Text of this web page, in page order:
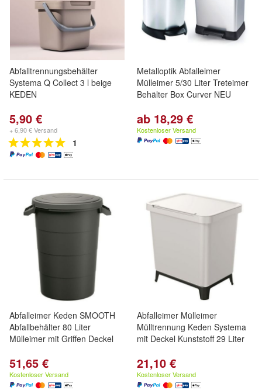
Abfalltrennungsbehälter
Systema Q Collect 3 l beige
KEDEN
5,90 €
+ 6,90 € Versand
1
Metalloptik Abfalleimer
Mülleimer 5/30 Liter Treteimer
Behälter Box Curver NEU
ab 18,29 €
Kostenloser Versand
Abfalleimer Keden SMOOTH
Abfallbehälter 80 Liter
Mülleimer mit Griffen Deckel
51,65 €
Kostenloser Versand
Abfalleimer Mülleimer
Mülltrennung Keden Systema
mit Deckel Kunststoff 29 Liter
21,10 €
Kostenloser Versand